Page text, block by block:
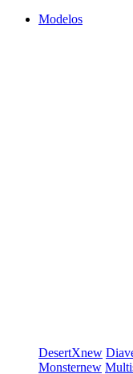
Modelos
DesertXnew
Monsternew